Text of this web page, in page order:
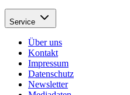
Service
Über uns
Kontakt
Impressum
Datenschutz
Newsletter